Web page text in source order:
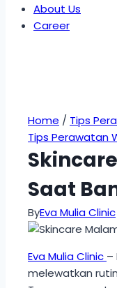
About Us
Career
Home / Tips
Tips Perawatan
Saat
ByEva Mulia Clinic
Eva Mulia Clinic –
melewatkan